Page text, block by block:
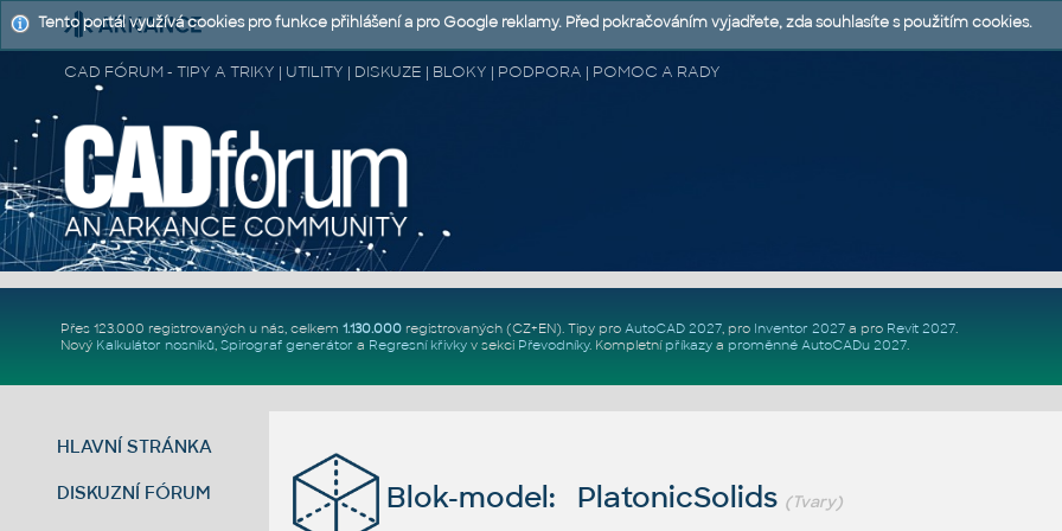
CAD FÓRUM - TIPY A TRIKY | UTILITY | DISKUZE | BLOKY | PODPORA | POMOC A RADY
Přes 123.000 registrovaných u nás, celkem 1.130.000registrovaných (CZ+EN). Tipy pro AutoCAD 2027, pro Inventor 2027a pro Revit 2027.
Nový Kalkulátor nosníků, Spirograf generátor a Regresní křivkyv sekci Převodníky. Kompletní příkazya proměnné AutoCADu 2027.
HLAVNÍ STRÁNKA
DISKUZNÍ FÓRUM Blok-model: PlatonicSolids (Tvary)
Tento portál využívá cookies pro funkce přihlášení a pro Google reklamy. Před pokračováním vyjadřete, zda souhlasíte s použitím cookies.